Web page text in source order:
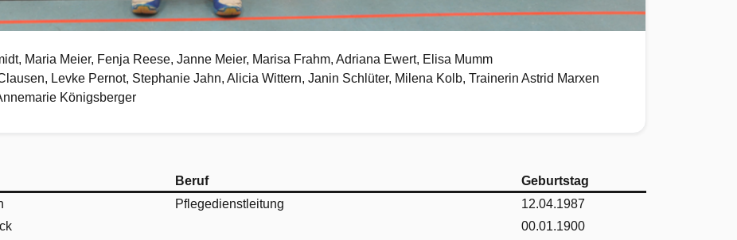
Maria Meier, Fenja Reese, Janne Meier, Marisa Frahm, Adriana Ewert, Elisa Mumm
Levke Pernot, Stephanie Jahn, Alicia Wittern, Janin Schlüter, Milena Kolb, Trainerin Astrid Marxen
Königsberger
Beruf
Geburtstag
Pflegedienstleitung
12.04.1987
00.01.1900